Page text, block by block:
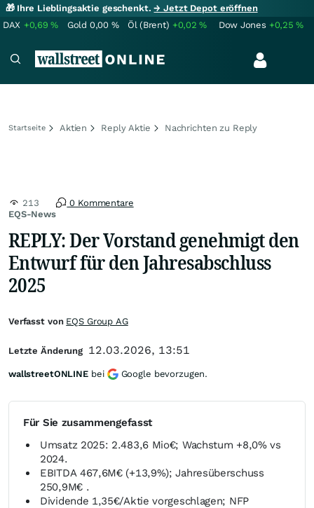
🎁 Ihre Lieblingsaktie geschenkt.→ Jetzt Depot eröffnen
DAX +0,69% Gold 0,00 % Öl (Brent) +0,02% Dow Jones +0,25%
Startseite Aktien Reply Aktie Nachrichten zu Reply
EQS-News
213 0 Kommentare
REPLY: Der Vorstand genehmigt den
Entwurf für den Jahresabschluss
2025
Für Sie zusammengefasst
Umsatz 2025: 2.483,6 Mio€; Wachstum +8,0% vs
2024.
EBITDA 467,6M€ (+13,9%); Jahresüberschuss
250,9M€ .
Dividende 1,35€/Aktie vorgeschlagen; NFP
Verfasst von EQS Group AG
Letzte Änderung 12.03.2026, 13:51
wallstreetONLINE bei Google bevorzugen.